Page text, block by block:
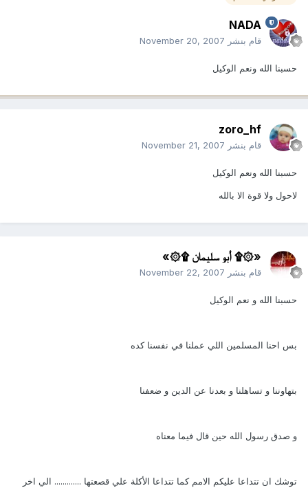
NADA
قام بنشر November 20, 2007
حسبنا الله ونعم الوكيل
zoro_hf
قام بنشر November 21, 2007
حسبنا الله ونعم الوكيل
لاحول ولا قوة الا بالله
«۞۩ أبو سليمان ۩۞»
قام بنشر November 22, 2007
حسبنا الله و نعم الوكيل
بس احنا المسلمين اللي عملنا في نفسنا كده
بتهاوننا و تساهلنا و بعدنا عن الدين و ضعفنا
و صدق رسول الله حين قال فيما معناه
توشك ان تتداعا عليكم الامم كما تتداعا الأكلة علي قصعتها ............. الي اخر